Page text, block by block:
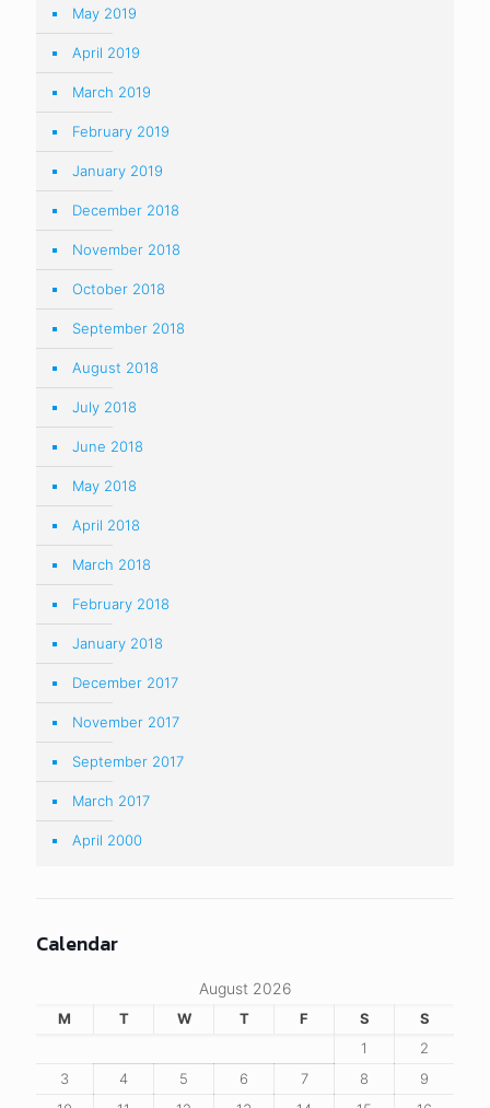
May 2019
April 2019
March 2019
February 2019
January 2019
December 2018
November 2018
October 2018
September 2018
August 2018
July 2018
June 2018
May 2018
April 2018
March 2018
February 2018
January 2018
December 2017
November 2017
September 2017
March 2017
April 2000
Calendar
August 2026
M T W T F S
S
1
2
3
4 5 6 7 8
9